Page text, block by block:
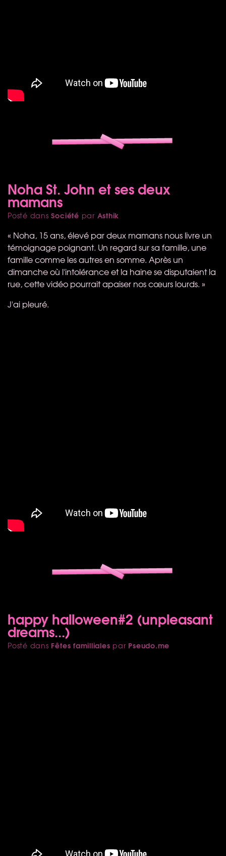
Noha St. John et ses deux
mamans
Posté dansSociété par Asthik
« Noha, 15 ans, élevé par deux mamans nous livre un
témoignage poignant. Un regard sur sa famille, une
famille comme les autres en somme. Après un
dimanche où l'intolérance et la haine se disputaient la
rue, cette vidéo pourrait apaiser nos cœurs lourds. »
J'ai pleuré.
happy halloween#2 (unpleasant
dreams...)
Posté dans Fêtes familliales par Pseudo.me